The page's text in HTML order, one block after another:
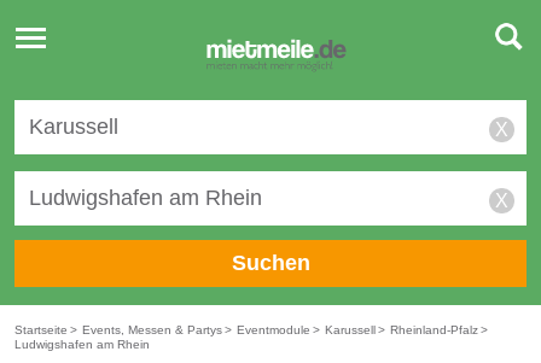
Toggle
navigation
X
X
Suchen
Startseite > Events, Messen & Partys> Eventmodule > Karussell> Rheinland-Pfalz>
Ludwigshafen am Rhein